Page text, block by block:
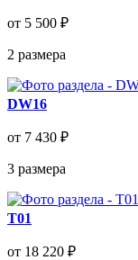
от 5 500 ₽
2 размера
DW16
от 7 430 ₽
3 размера
T01
от 18 220 ₽